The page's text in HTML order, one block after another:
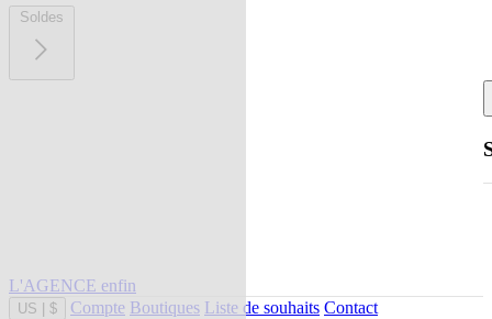
Soldes
L'AGENCE enfin
US $ Compte Boutiques Liste de souhaits Contact